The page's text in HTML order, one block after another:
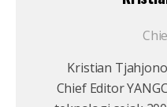
Kristian
Chief Editor